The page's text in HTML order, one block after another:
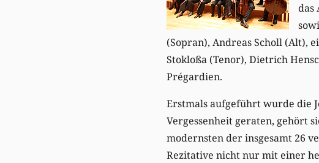
das
(Sopran), Andreas Scholl (Alt),
Stokloßa (Tenor), Dietrich
Prégardien.
Erstmals aufgeführt wurde die
Vergessenheit geraten, gehört
modernsten der insgesamt 26
Rezitative nicht nur mit einer